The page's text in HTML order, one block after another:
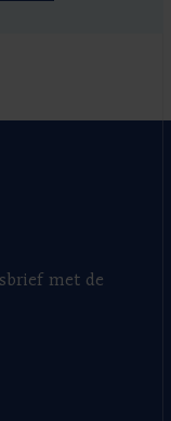
met de